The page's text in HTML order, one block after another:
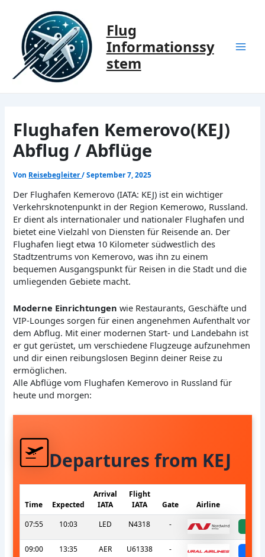
springen
Flug
Informationssy
stem
Flughafen Kemerovo(KEJ)
Abflug / Abflüge
Von Reisebegleiter/September 7, 2025
Der Flughafen Kemerovo (IATA: KEJ) ist ein wichtiger
Verkehrsknotenpunkt in der Region Kemerowo, Russland.
Er dient als internationaler und nationaler Flughafen und
bietet eine Vielzahl von Diensten für Reisende an. Der
Flughafen liegt etwa 10 Kilometer südwestlich des
Stadtzentrums von Kemerovo, was ihn zu einem
bequemen Ausgangspunkt für Reisen in die Stadt und die
umliegenden Gebiete macht.
Moderne Einrichtungen wie Restaurants, Geschäfte und
VIP-Lounges sorgen für einen angenehmen Aufenthalt vor
dem Abflug. Mit einer modernen Start- und Landebahn ist
er gut gerüstet, um verschiedene Flugzeuge aufzunehmen
und dir einen reibungslosen Beginn deiner Reise zu
ermöglichen.
Alle Abflüge vom Flughafen Kemerovo in Russland für
heute und morgen:
Departures from KEJ
Time Expected
Arrival
IATA
Flight
IATA
Gate Airline
07:55
10:03 LED N4318 -
09:00 13:35 AER U61338 -